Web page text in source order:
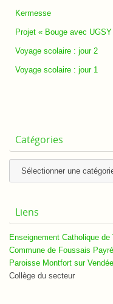
Kermesse
Projet « Bouge avec
Voyage scolaire : jour 2
Voyage scolaire : jour 1
Catégories
Liens
Enseignement Catholique de
Commune de Foussais Payré
Paroisse Montfort sur
Collège du secteur